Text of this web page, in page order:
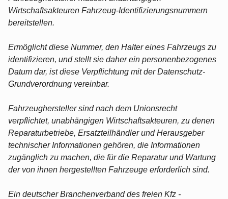
Wirtschaftsakteuren Fahrzeug-Identifizierungsnummern
bereitstellen.
Ermöglicht diese Nummer, den Halter eines Fahrzeugs zu
identifizieren, und stellt sie daher ein personenbezogenes
Datum dar, ist diese Verpflichtung mit der Datenschutz-
Grundverordnung vereinbar.
Fahrzeughersteller sind nach dem Unionsrecht
verpflichtet, unabhängigen Wirtschaftsakteuren, zu denen
Reparaturbetriebe, Ersatzteilhändler und Herausgeber
technischer Informationen gehören, die Informationen
zugänglich zu machen, die für die Reparatur und Wartung
der von ihnen hergestellten Fahrzeuge erforderlich sind.
Ein deutscher Branchenverband des freien Kfz -